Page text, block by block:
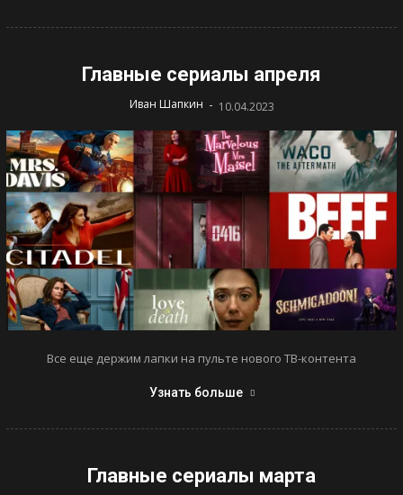
Главные сериалы апреля
Иван Шапкин - 10.04.2023
Все еще держим лапки на пульте нового ТВ-контента
Узнать больше
Главные сериалы марта